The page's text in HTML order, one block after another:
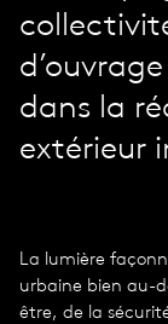
dans la
extérieur
La lumière
urbaine bien au-
être, de la